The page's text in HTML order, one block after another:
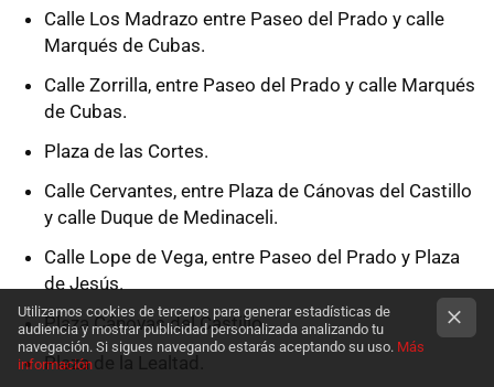
Calle Los Madrazo entre Paseo del Prado y calle
Marqués de Cubas.
Calle Zorrilla, entre Paseo del Prado y calle Marqués
de Cubas.
Plaza de las Cortes.
Calle Cervantes, entre Plaza de Cánovas del Castillo
y calle Duque de Medinaceli.
Calle Lope de Vega, entre Paseo del Prado y Plaza
de Jesús.
Plaza Cánovas del Castillo.
Plaza de la Lealtad.
Utilizamos cookies de terceros para generar estadísticas de
audiencia y mostrar publicidad personalizada analizando tu
navegación. Si sigues navegando estarás aceptando su uso. Más
información